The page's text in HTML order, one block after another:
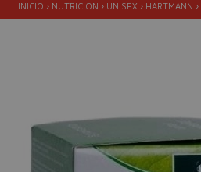
INICIO › NUTRICIÓN › UNISEX › HARTMANN ›